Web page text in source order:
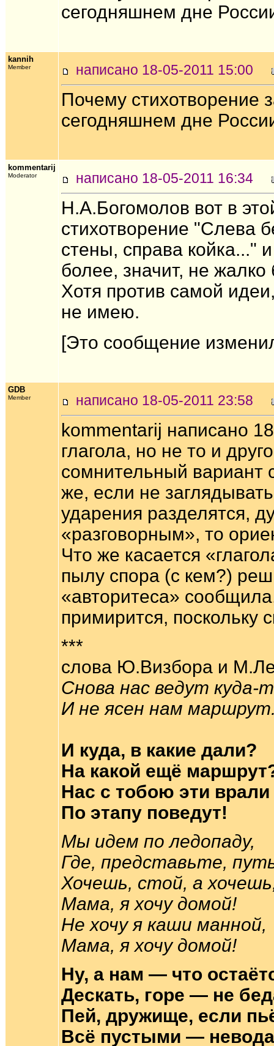
сегодняшнем дне
kannih
Member написано 18-05-2011 15:00
Почему стихотворение
сегодняшнем дне
kommentarij
Moderator написано 18-05-2011 16:34
Н.А.Богомолов вот в
стихотворение "Слева
стены, справа койка..."
более, значит, не жалко
Хотя против самой
не имею.
[Это сообщение
GDB
Member написано 18-05-2011 23:58
kommentarij написано
глагола, но не то и
сомнительный вариант
же, если не
ударения разделятся,
«разговорным», то
Что же касается
пылу спора (с кем?)
«авторитеса»
примирится,
***
слова Ю.Визбора и
Снова нас ведут куда-
И не ясен нам
И куда, в какие дали?
На какой ещё
Нас с тобою эти врали
По этапу поведут!
Мы идем по ледопаду,
Где, представьте,
Хочешь, стой, а
Мама, я хочу домой!
Не хочу я каши манной,
Мама, я хочу домой!
Ну, а нам — что
Дескать, горе — не
Пей, дружище, если
Всё пустыми —